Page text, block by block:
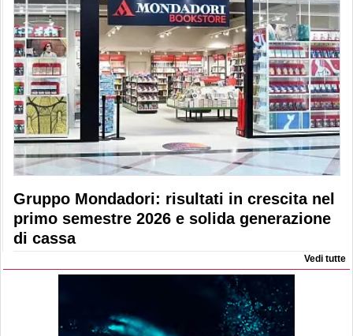
Gruppo Mondadori: risultati in crescita nel
primo semestre 2026 e solida generazione
di cassa
Vedi tutte